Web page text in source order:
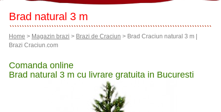
Brad natural 3 m
Home > Magazin brazi > Brazi de Craciun > Brad Craciun natural 3 m |
Brazi Craciun.com
Comanda online
Brad natural 3 m cu livrare gratuita in Bucuresti